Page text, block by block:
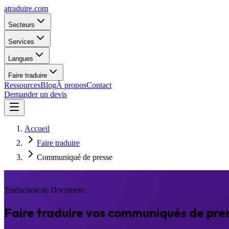
atraduire.com
Secteurs
Services
Langues
Faire traduire
RessourcesBlogÀ proposContact
Demander un devis
Accueil
Faire traduire
Communiqué de presse
Traduction de Document
Faire traduire vos communiqués de